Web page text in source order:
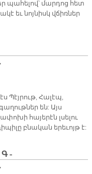
պահելով՝ մարդոց հետ
եւ նոյնիսկ վճիռներ
Պէյրութ, Հալէպ,
են: Այս
հայերէն լսելու
բնական երեւոյթ է:
-